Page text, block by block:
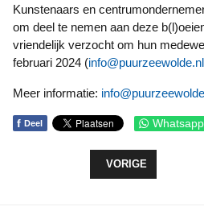
Kunstenaars en centrumondernemers die geïnteresseerd zijn
om deel te nemen aan deze
vriendelijk verzocht om hun
februari 2024 (info@puurzeewolde.nl
Meer informatie:
f Deel Whatsapp
VORIG ARTIKEL:
VORIGE